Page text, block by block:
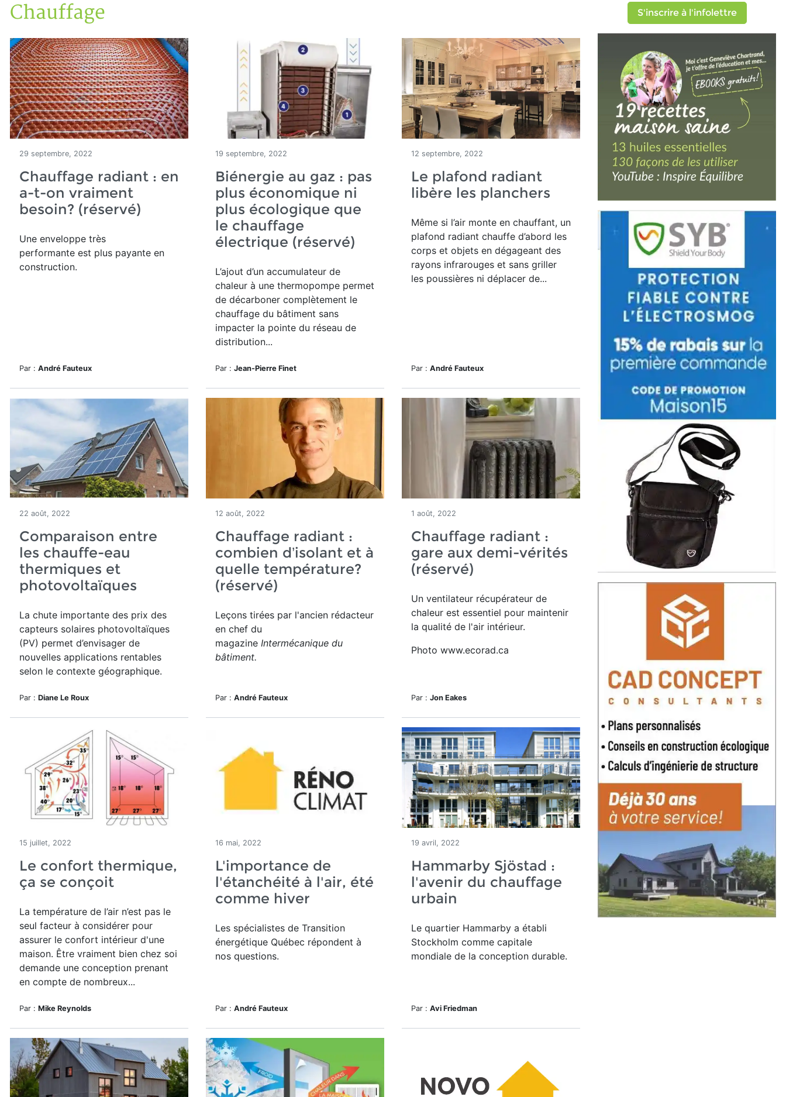
Accueil
Articles
Énergie
Chauffage
Chauffage
29 septembre, 2022
Chauffage radiant : en
a-t-on vraiment
besoin? (réservé)
Une enveloppe très
performante est plus payante en
construction.
Par : André Fauteux
19 septembre, 2022
Biénergie au gaz : pas
plus économique ni
plus écologique que
le chauffage
électrique (réservé)
L’ajout d’un accumulateur de
chaleur à une thermopompe permet
de décarboner complètement le
chauffage du bâtiment sans
impacter la pointe du réseau de
distribution...
Par : Jean-Pierre Finet
12 septembre, 2022
Le plafond radiant
libère les planchers
Même si l’air monte en chauffant, un
plafond radiant chauffe d’abord les
corps et objets en dégageant des
rayons infrarouges et sans griller
les poussières ni déplacer de...
Par : André Fauteux
22 août, 2022
Comparaison entre
les chauffe-eau
thermiques et
photovoltaïques
La chute importante des prix des
capteurs solaires photovoltaïques
(PV) permet d’envisager de
nouvelles applications rentables
selon le contexte géographique.
Par : Diane Le Roux
12 août, 2022
Chauffage radiant :
combien d’isolant et à
quelle température?
(réservé)
Leçons tirées par l'ancien rédacteur
en chef du
magazine Intermécanique du
bâtiment.
Par : André Fauteux
1 août, 2022
Chauffage radiant :
gare aux demi-vérités
(réservé)
Un ventilateur récupérateur de
chaleur est essentiel pour maintenir
la qualité de l'air intérieur.
Photo www.ecorad.ca
Par : Jon Eakes
15 juillet, 2022
Le confort thermique,
ça se conçoit
La température de l’air n’est pas le
seul facteur à considérer pour
assurer le confort intérieur d'une
maison. Être vraiment bien chez soi
demande une conception prenant
en compte de nombreux...
Par : Mike Reynolds
16 mai, 2022
L'importance de
l'étanchéité à l'air, été
comme hiver
Les spécialistes de Transition
énergétique Québec répondent à
nos questions.
Par : André Fauteux
19 avril, 2022
Hammarby Sjöstad :
l'avenir du chauffage
urbain
Le quartier Hammarby a établi
Stockholm comme capitale
mondiale de la conception durable.
Par : Avi Friedman
S'inscrire à l'infolettre